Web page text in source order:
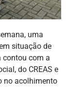
uma
situação de
contou com a
do CREAS e
no acolhimento